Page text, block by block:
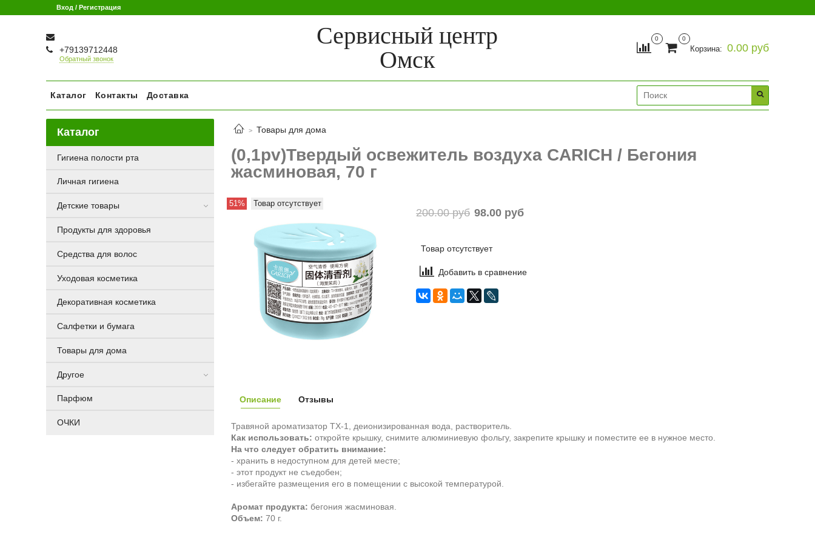
Вход / Регистрация
+79139712448
Обратный звонок
Сервисный центр
Омск
0 0
Корзина: 0.00 руб
Каталог Контакты Доставка
Товары для дома
(0,1pv)Твердый освежитель воздуха CARICH / Бегония
жасминовая, 70 г
51% Товар отсутствует
200.00 руб 98.00 руб
Товар отсутствует
Добавить в сравнение
Описание
Травяной ароматизатор TX-1, деионизированная вода, растворитель.
Как использовать: откройте крышку, снимите алюминиевую фольгу, закрепите крышку и поместите ее в нужное место.
На что следует обратить внимание:
- хранить в недоступном для детей месте;
- этот продукт не съедобен;
- избегайте размещения его в помещении с высокой температурой.
Аромат продукта: бегония жасминовая.
Объем: 70 г.
Отзывы
Каталог
Гигиена полости рта
Личная гигиена
Детские товары
Продукты для здоровья
Средства для волос
Уходовая косметика
Декоративная косметика
Салфетки и бумага
Товары для дома
Другое
Парфюм
ОЧКИ